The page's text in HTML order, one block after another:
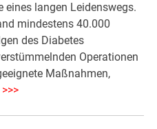
eines langen Leidenswegs.
mindestens 40.000
des Diabetes
Operationen
Maßnahmen,